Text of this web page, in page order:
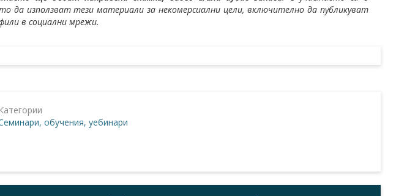
да използват тези материали за некомерсиални цели, включително да публикуват
в социални мрежи.
Категории
обучения, уебинари